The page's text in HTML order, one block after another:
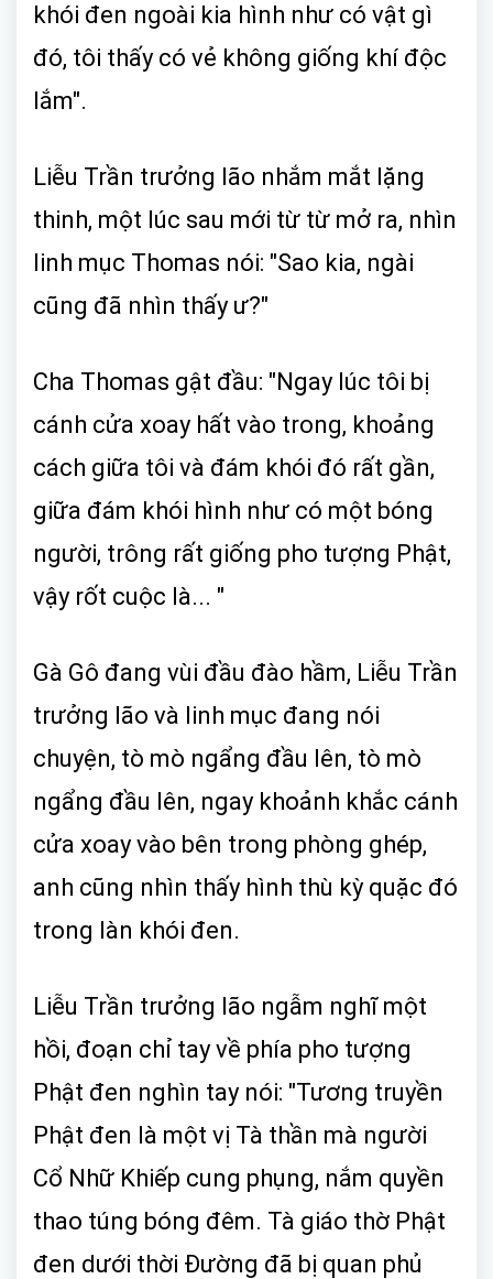
khói đen ngoài kia hình như có vật gì
đó, tôi thấy có vẻ không giống khí độc
lắm".
Liễu Trần trưởng lão nhắm mắt lặng
thinh, một lúc sau mới từ từ mở ra, nhìn
linh mục Thomas nói: "Sao kia, ngài
cũng đã nhìn thấy ư?"
Cha Thomas gật đầu: "Ngay lúc tôi bị
cánh cửa xoay hất vào trong, khoảng
cách giữa tôi và đám khói đó rất gần,
giữa đám khói hình như có một bóng
người, trông rất giống pho tượng Phật,
vậy rốt cuộc là... "
Gà Gô đang vùi đầu đào hầm, Liễu Trần
trưởng lão và linh mục đang nói
chuyện, tò mò ngẩng đầu lên, tò mò
ngẩng đầu lên, ngay khoảnh khắc cánh
cửa xoay vào bên trong phòng ghép,
anh cũng nhìn thấy hình thù kỳ quặc đó
trong làn khói đen.
Liễu Trần trưởng lão ngẫm nghĩ một
hồi, đoạn chỉ tay về phía pho tượng
Phật đen nghìn tay nói: "Tương truyền
Phật đen là một vị Tà thần mà người
Cổ Nhữ Khiếp cung phụng, nắm quyền
thao túng bóng đêm. Tà giáo thờ Phật
đen dưới thời Đường đã bị quan phủ